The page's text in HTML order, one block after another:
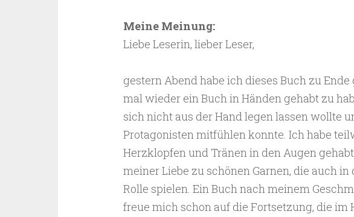
Meine Meinung:
Liebe Leserin, lieber Leser,
gestern Abend habe ich dieses Buch zu
mal wieder ein Buch in Händen gehabt zu
sich nicht aus der Hand legen lassen wollte
Protagonisten mitfühlen konnte. Ich habe
Herzklopfen und Tränen in den Augen
meiner Liebe zu schönen Garnen, die auch
Rolle spielen. Ein Buch nach meinem
freue mich schon auf die Fortsetzung, die im